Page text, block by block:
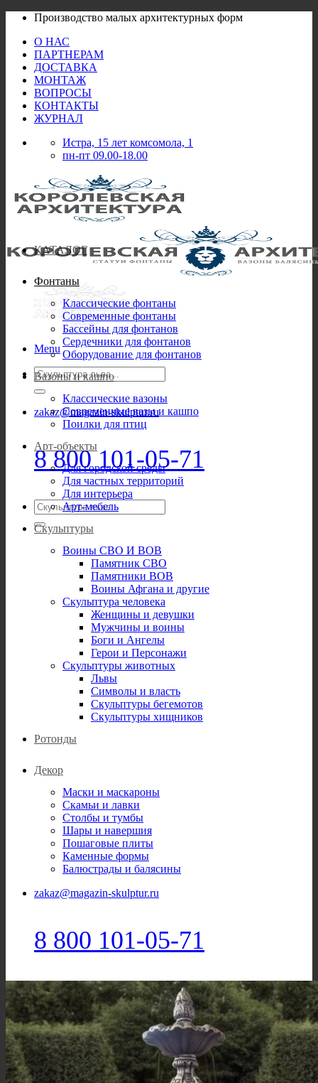
Skip
content
Производство малых архитектурных форм
О НАС
ПАРТНЕРАМ
ДОСТАВКА
МОНТАЖ
ВОПРОСЫ
КОНТАКТЫ
ЖУРНАЛ
Истра, 15 лет комсомола, 1
пн-пт 09.00-18.00
Menu
Искать:
zakaz@magazin-skulptur.ru
8 800 101-05-71
Искать:
КАТАЛОГ
Фонтаны
Классические фонтаны
Современные фонтаны
Бассейны для фонтанов
Сердечники для фонтанов
Оборудование для фонтанов
Вазоны и кашпо
Классические вазоны
Современные вазы и кашпо
Поилки для птиц
Арт-объекты
Для городской среды
Для частных территорий
Для интерьера
Арт-мебель
Скульптуры
Воины СВО И ВОВ
Памятник СВО
Памятники ВОВ
Воины Афгана и другие
Скульптура человека
Женщины и девушки
Мужчины и воины
Боги и Ангелы
Герои и Персонажи
Скульптуры животных
Львы
Символы и власть
Скульптуры бегемотов
Скульптуры хищников
Ротонды
Декор
Маски и маскароны
Скамьи и лавки
Столбы и тумбы
Шары и навершия
Пошаговые плиты
Каменные формы
Балюстрады и балясины
zakaz@magazin-skulptur.ru
8 800 101-05-71